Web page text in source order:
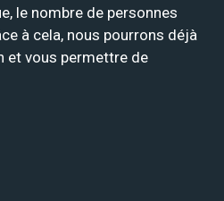
le nombre de personnes
à cela, nous pourrons déjà
et vous permettre de